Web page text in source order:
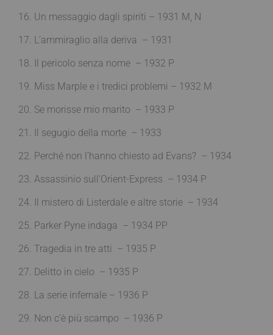
16. Un messaggio dagli spiriti – 1931 M, N
17. L’ammiraglio alla deriva – 1931
18. Il pericolo senza nome – 1932 P
19. Miss Marple e i tredici problemi – 1932 M
20. Se morisse mio marito – 1933 P
21. Il segugio della morte – 1933
22. Perché non l’hanno chiesto ad Evans? – 1934
23. Assassinio sull’Orient-Express – 1934 P
24. Il mistero di Listerdale e altre storie – 1934
25. Parker Pyne indaga – 1934 PP
26. Tragedia in tre atti – 1935 P
27. Delitto in cielo – 1935 P
28. La serie infernale – 1936 P
29. Non c’è più scampo – 1936 P